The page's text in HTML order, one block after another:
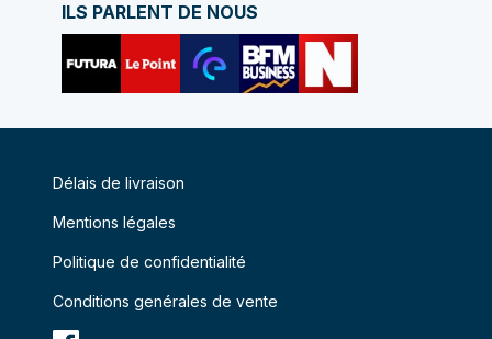
ILS PARLENT DE NOUS
Délais de livraison
Mentions légales
Politique de confidentialité
Conditions genérales de vente